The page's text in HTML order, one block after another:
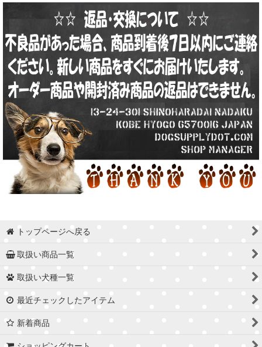
トップページへ戻る
取扱い商品一覧
取扱い犬種一覧
最近チェックしたアイテム
新着商品